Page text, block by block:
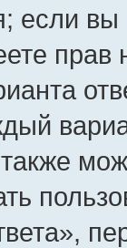
если
прав